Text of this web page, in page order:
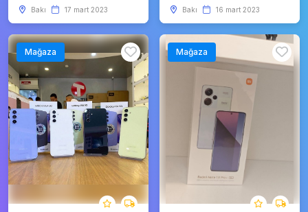
Bakı 17 mart 2023 Bakı 16 mart 2023
Mağaza Mağaza